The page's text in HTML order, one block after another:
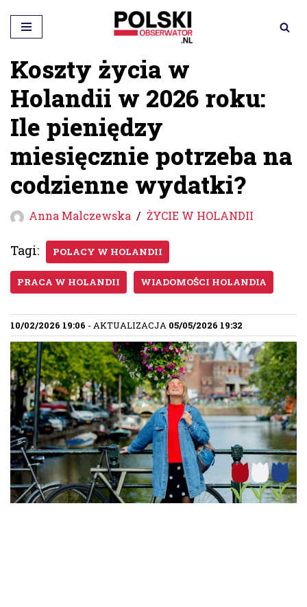
Przejdź
do
treści
Koszty życia w
Holandii w 2026 roku:
Ile pieniędzy
miesięcznie potrzeba na
codzienne wydatki?
Anna Malczewska ŻYCIE W HOLANDII
Tagi: POLACY W HOLANDII
PRACA W HOLANDII WIADOMOŚCI HOLANDIA
10/02/2026 19:06 - AKTUALIZACJA 05/05/2026 19:32